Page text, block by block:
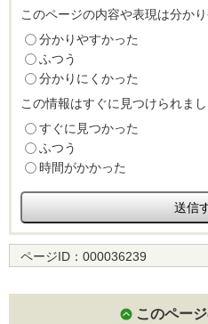
このページの内容や表現は分か
分かりやすかった
ふつう
分かりにくかった
この情報はすぐに見つけられま
すぐに見つかった
ふつう
時間がかかった
ページID： 000036239
このペー